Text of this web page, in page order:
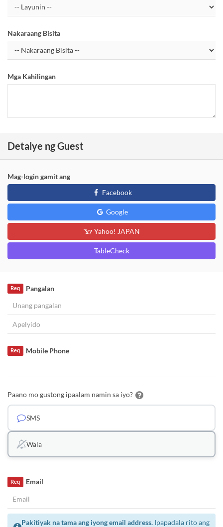
Nakaraang Bisita
Mga Kahilingan
Detalye ng Guest
Mag-login gamit ang
Facebook
Google
Yahoo! JAPAN
TableCheck
Pangalan
Req
Mobile Phone
Req
Paano mo gustong ipaalam namin sa iyo?
SMS
Wala
Email
Req
Pakitiyak na tama ang iyong email address. Ipapadala rito ang